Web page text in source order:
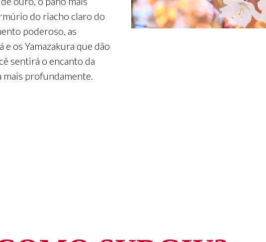
do riacho claro do
poderoso, as
os Yamazakura que dão
sentirá o encanto da
mais profundamente.